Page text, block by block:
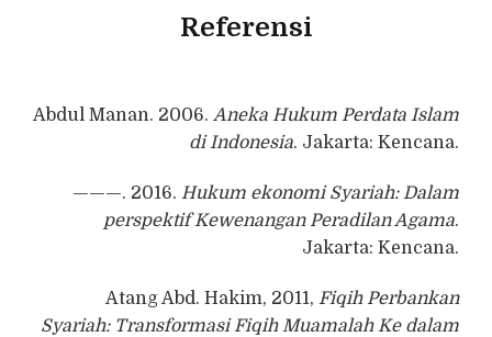
Referensi
Abdul Manan. 2006. Aneka Hukum Perdata Islam
di Indonesia. Jakarta: Kencana.
———. 2016. Hukum ekonomi Syariah: Dalam
perspektif Kewenangan Peradilan Agama.
Jakarta: Kencana.
Atang Abd. Hakim, 2011, Fiqih Perbankan
Syariah: Transformasi Fiqih Muamalah Ke dalam